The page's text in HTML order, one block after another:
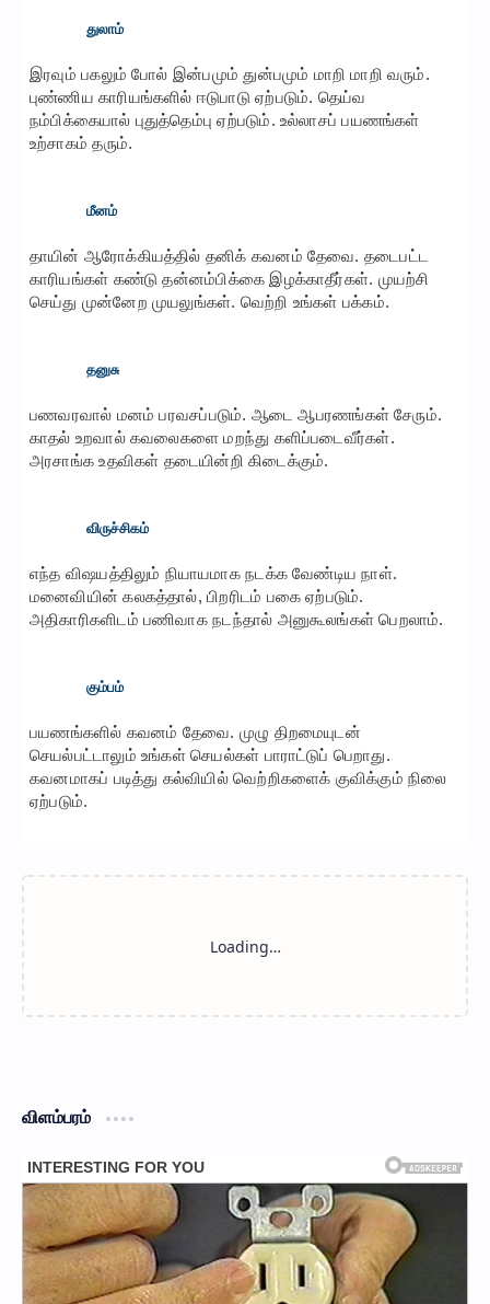
துலாம்
இரவும் பகலும் போல் இன்பமும் துன்பமும் மாறி மாறி வரும்.
புண்ணிய காரியங்களில் ஈடுபாடு ஏற்படும். தெய்வ
நம்பிக்கையால் புதுத்தெம்பு ஏற்படும். உல்லாசப் பயணங்கள்
உற்சாகம் தரும்.
மீனம்
தாயின் ஆரோக்கியத்தில் தனிக் கவனம் தேவை. தடைபட்ட
காரியங்கள் கண்டு தன்னம்பிக்கை இழக்காதீர்கள். முயற்சி
செய்து முன்னேற முயலுங்கள். வெற்றி உங்கள் பக்கம்.
தனுசு
பணவரவால் மனம் பரவசப்படும். ஆடை ஆபரணங்கள் சேரும்.
காதல் உறவால் கவலைகளை மறந்து களிப்படைவீர்கள்.
அரசாங்க உதவிகள் தடையின்றி கிடைக்கும்.
விருச்சிகம்
எந்த விஷயத்திலும் நியாயமாக நடக்க வேண்டிய நாள்.
மனைவியின் கலகத்தால், பிறரிடம் பகை ஏற்படும்.
அதிகாரிகளிடம் பணிவாக நடந்தால் அனுகூலங்கள் பெறலாம்.
கும்பம்
பயணங்களில் கவனம் தேவை. முழு திறமையுடன்
செயல்பட்டாலும் உங்கள் செயல்கள் பாராட்டுப் பெறாது.
கவனமாகப் படித்து கல்வியில் வெற்றிகளைக் குவிக்கும் நிலை
ஏற்படும்.
விளம்பரம்